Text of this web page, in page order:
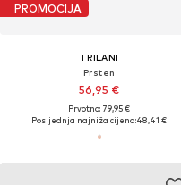
PROMOCIJA
TRILANI
Prsten
56,95 €
Prvotno: 79,95 €
Posljednja najniža cijena:48,41 €